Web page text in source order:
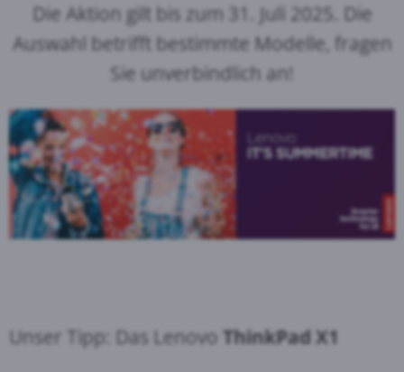
Die Aktion gilt bis zum 31. Juli 2025. Die
Auswahl betrifft bestimmte Modelle, fragen
Sie unverbindlich an!
Unser Tipp: Das Lenovo ThinkPad X1